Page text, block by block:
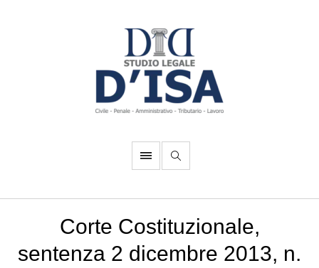
Corte Costituzionale,
sentenza 2 dicembre 2013, n.